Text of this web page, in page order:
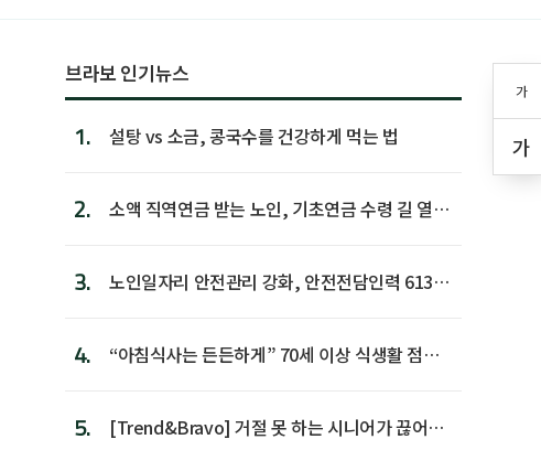
가
가
브라보 인기뉴스
1. 설탕 vs 소금, 콩국수를 건강하게 먹는 법
2.
소액 직역연금 받는 노인, 기초연금 수령 길 열린
3.
노인일자리 안전관리 강화, 안전전담인력 613명
4.
“아침식사는 든든하게” 70세 이상 식생활 점수
5.
[Trend&Bravo] 거절 못 하는 시니어가 끊어야